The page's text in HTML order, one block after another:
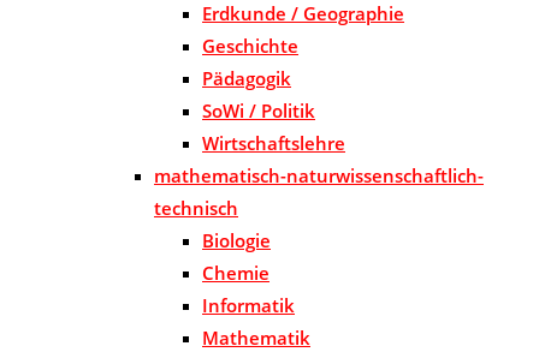
Erdkunde / Geographie
Geschichte
Pädagogik
SoWi / Politik
Wirtschaftslehre
mathematisch-naturwissenschaftlich-
technisch
Biologie
Chemie
Informatik
Mathematik